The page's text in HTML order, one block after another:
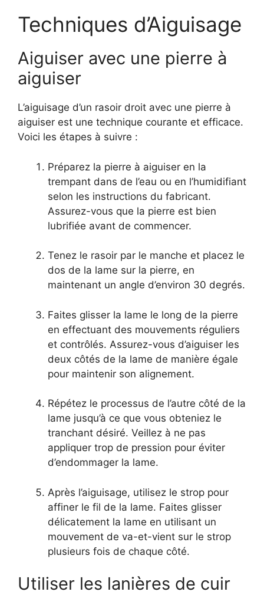
Techniques d’Aiguisage
Aiguiser avec une pierre à
aiguiser
L’aiguisage d’un rasoir droit avec une pierre à
aiguiser est une technique courante et efficace.
Voici les étapes à suivre :
Préparez la pierre à aiguiser en la
trempant dans de l’eau ou en l’humidifiant
selon les instructions du fabricant.
Assurez-vous que la pierre est bien
lubrifiée avant de commencer.
Tenez le rasoir par le manche et placez le
dos de la lame sur la pierre, en
maintenant un angle d’environ 30 degrés.
Faites glisser la lame le long de la pierre
en effectuant des mouvements réguliers
et contrôlés. Assurez-vous d’aiguiser les
deux côtés de la lame de manière égale
pour maintenir son alignement.
Répétez le processus de l’autre côté de la
lame jusqu’à ce que vous obteniez le
tranchant désiré. Veillez à ne pas
appliquer trop de pression pour éviter
d’endommager la lame.
Après l’aiguisage, utilisez le strop pour
affiner le fil de la lame. Faites glisser
délicatement la lame en utilisant un
mouvement de va-et-vient sur le strop
plusieurs fois de chaque côté.
Utiliser les lanières de cuir